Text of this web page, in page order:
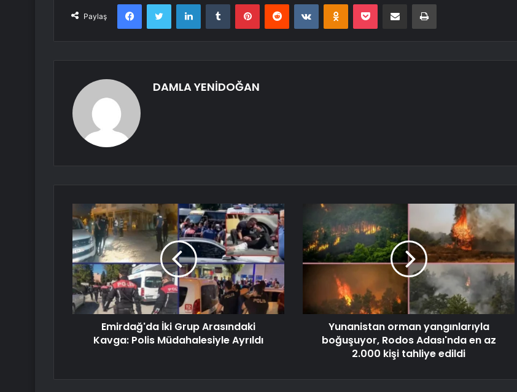
Paylaş
FacebookTwitter LinkedInTumblr PinterestReddit VKontakteOdnoklassniki
Pocket E-Posta ile paylaş Yazdır
DAMLA YENİDOĞAN
Emirdağ'da İki Grup Arasındaki
Kavga: Polis Müdahalesiyle Ayrıldı
Yunanistan orman yangınlarıyla
boğuşuyor, Rodos Adası'nda en az
2.000 kişi tahliye edildi